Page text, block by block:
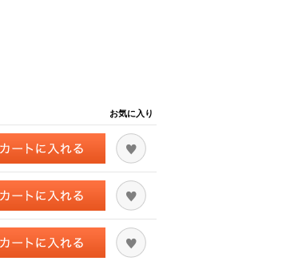
お気に入り